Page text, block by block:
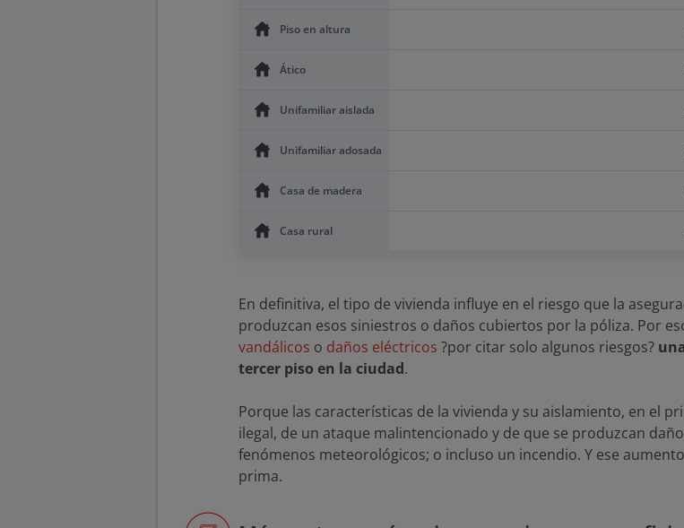
Piso en altura
Ático
Unifamiliar aislada
Unifamiliar adosada
Casa de madera
Casa rural
En definitiva, el tipo de vivienda influye en el riesgo que la
produzcan esos siniestros o daños cubiertos por la póliza. Por
vandálicos o daños eléctricos ?por citar solo algunos riesgos?
tercer piso en la ciudad.
Porque las características de la vivienda y su aislamiento, en el
ilegal, de un ataque malintencionado y de que se produzcan
fenómenos meteorológicos; o incluso un incendio. Y ese
prima.